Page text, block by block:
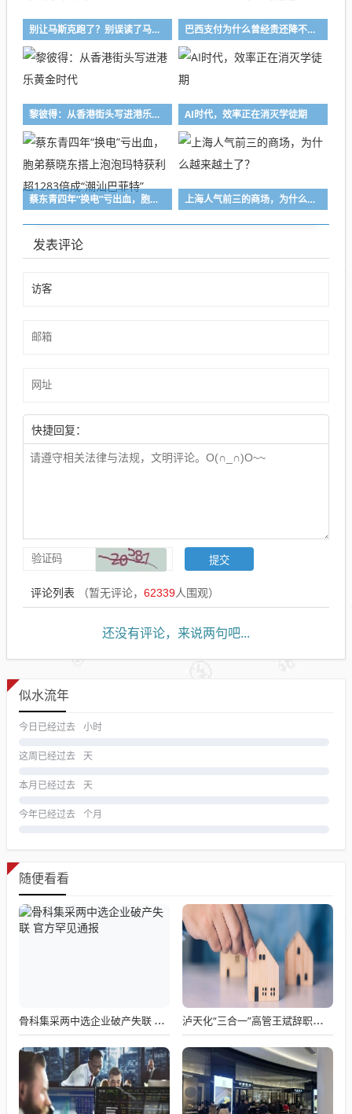
别让马斯克跑了？别误读了马斯克的命门 巴西支付为什么曾经贵还降不下来？-Pix的破局之道
黎彼得：从香港街头写进港乐黄金时代 AI时代，效率正在消灭学徒期
蔡东青四年“换电”亏出血，胞弟蔡晓东搭上泡泡玛特获利超1283倍成“潮汕巴菲特” 上海人气前三的商场，为什么越来越土了？
发表评论
快捷回复：
评论列表 （暂无评论， 62339人围观）
还没有评论，来说两句吧...
似水流年
今日已经过去 小时
这周已经过去 天
本月已经过去 天
今年已经过去 个月
随便看看
骨科集采两中选企业破产失联 官方罕见通报 泸天化“三合一”高管王斌辞职：高管变动叠加财务、业绩双重压力，公司进入阶段性调整期